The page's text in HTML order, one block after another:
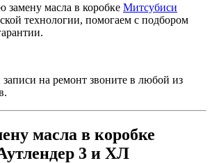
масла в коробке Митсубиси
технологии, помогаем с подбором
записи на ремонт звоните в любой из
масла в коробке
3 и ХЛ